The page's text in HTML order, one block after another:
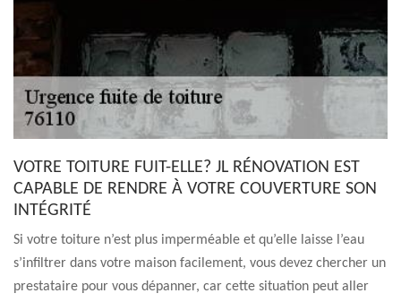
VOTRE TOITURE FUIT-ELLE? JL RÉNOVATION EST
CAPABLE DE RENDRE À VOTRE COUVERTURE SON
INTÉGRITÉ
Si votre toiture n’est plus imperméable et qu’elle laisse l’eau
s’infiltrer dans votre maison facilement, vous devez chercher un
prestataire pour vous dépanner, car cette situation peut aller